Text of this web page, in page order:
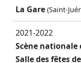
La Gare (Saint-
2021-2022
Scène nationale
Salle des fêtes